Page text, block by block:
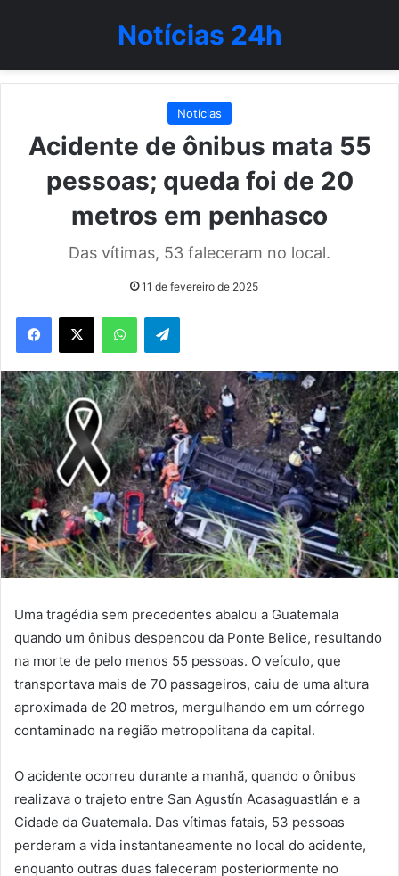
Notícias 24h
Notícias
Acidente de ônibus mata 55
pessoas; queda foi de 20
metros em penhasco
Das vítimas, 53 faleceram no local.
11 de fevereiro de 2025
WhatsAppTelegram
Uma tragédia sem precedentes abalou a Guatemala
quando um ônibus despencou da Ponte Belice, resultando
na morte de pelo menos 55 pessoas. O veículo, que
transportava mais de 70 passageiros, caiu de uma altura
aproximada de 20 metros, mergulhando em um córrego
contaminado na região metropolitana da capital.
O acidente ocorreu durante a manhã, quando o ônibus
realizava o trajeto entre San Agustín Acasaguastlán e a
Cidade da Guatemala. Das vítimas fatais, 53 pessoas
perderam a vida instantaneamente no local do acidente,
enquanto outras duas faleceram posteriormente no